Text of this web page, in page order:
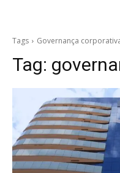
Tags Governança
Tag: